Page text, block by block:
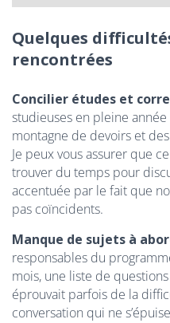
Quelques
rencontrées
Concilier études et
studieuses en pleine
montagne de devoirs et
Je peux vous assurer que
trouver du temps pour
accentuée par le fait que
pas coïncidents.
Manque de sujets à
responsables du
mois, une liste de
éprouvait parfois de la
conversation qui ne